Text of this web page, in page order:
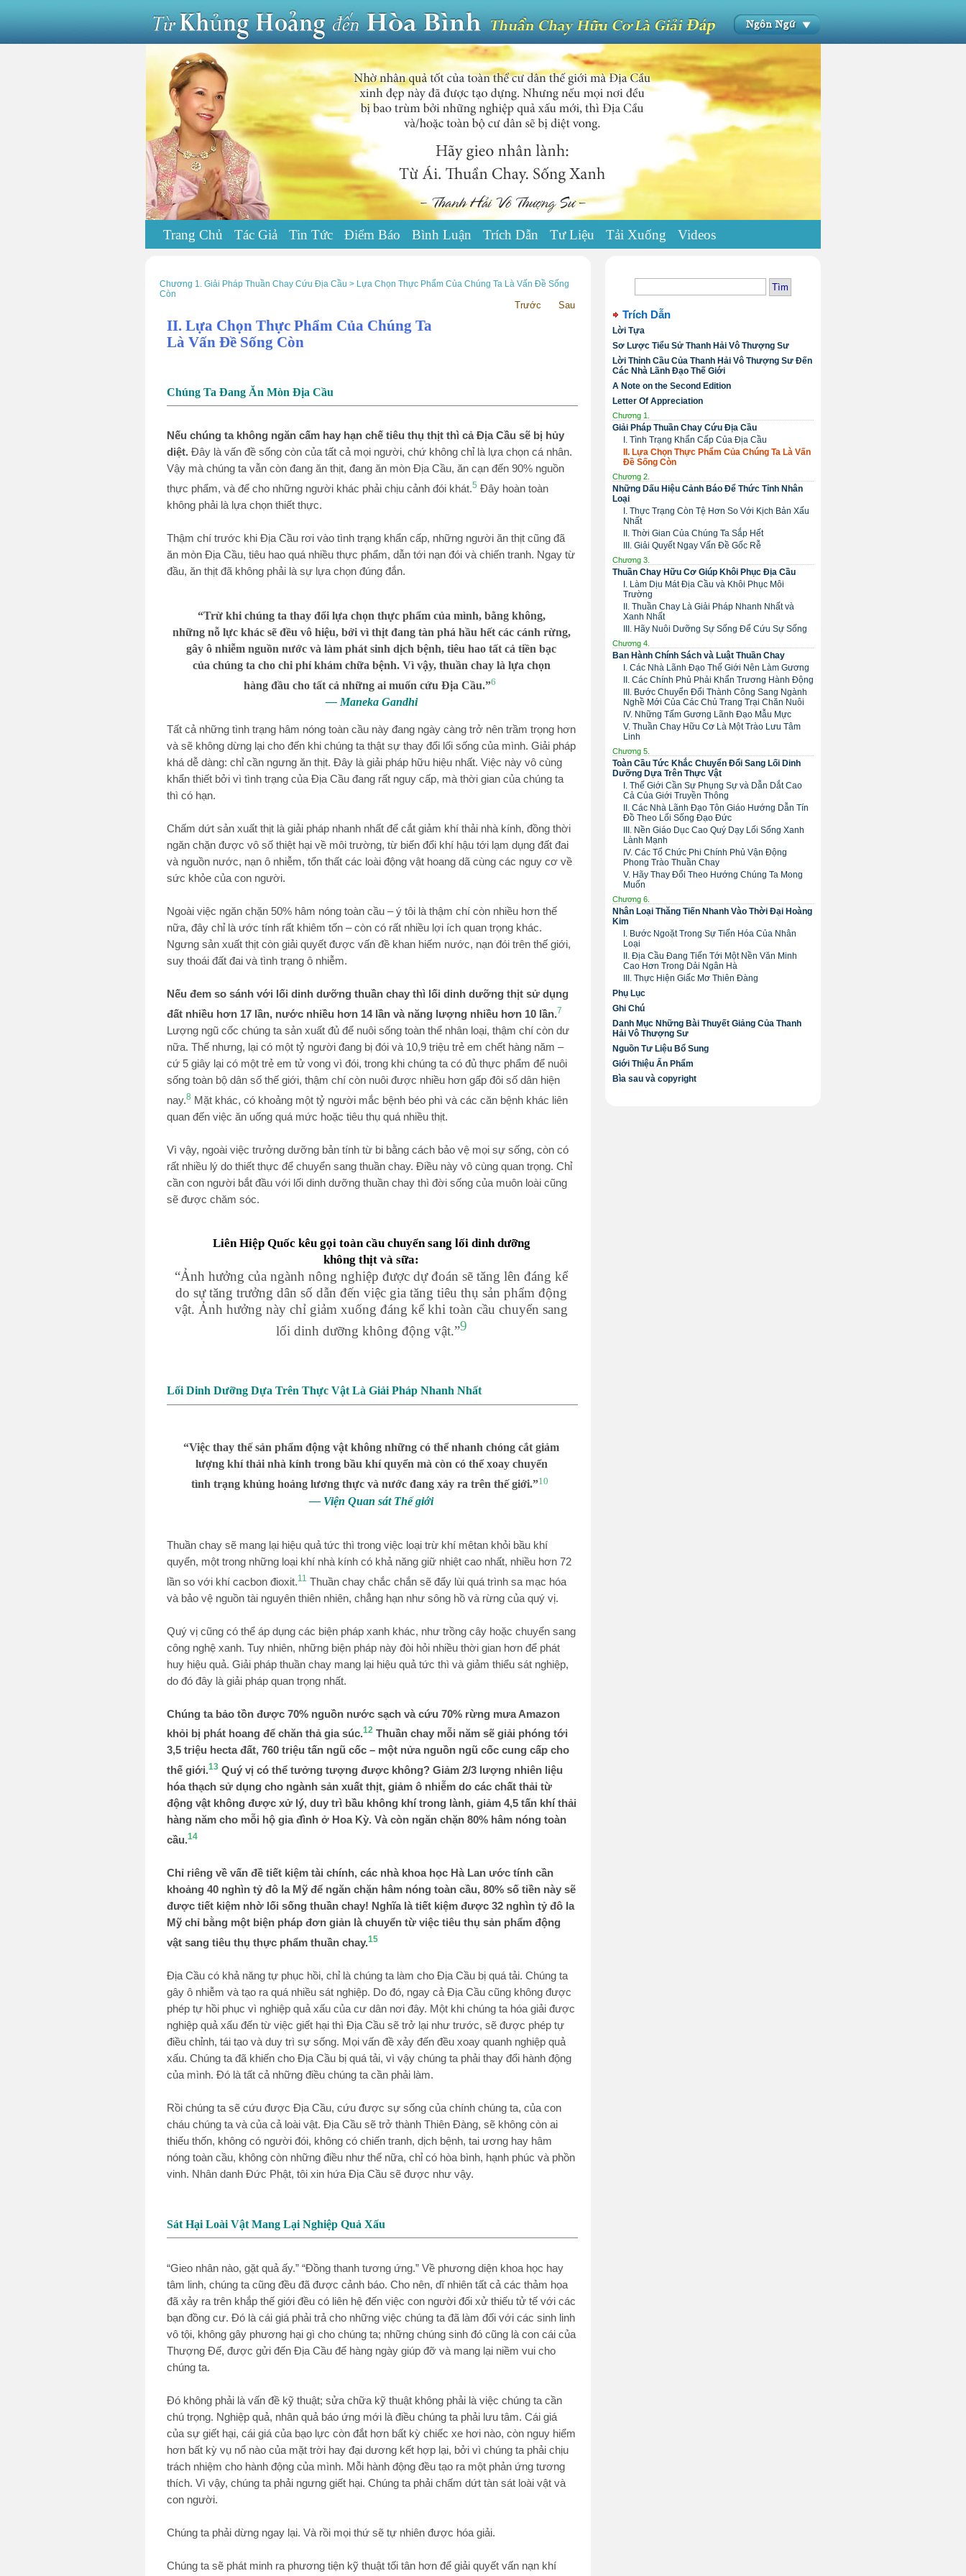
Trang Chủ Tác Giả Tin Tức Điểm Báo Bình Luận Trích Dẫn Tư Liệu Tải Xuống Videos
Chương 1. Giải Pháp Thuần Chay Cứu Địa Cầu > Lựa Chọn Thực Phẩm Của Chúng Ta Là Vấn Đề Sống
Còn
Trước Sau
II. Lựa Chọn Thực Phẩm Của Chúng Ta
Là Vấn Đề Sống Còn
Chúng Ta Đang Ăn Mòn Địa Cầu
Nếu chúng ta không ngăn cấm hay hạn chế tiêu thụ thịt thì cả Địa Cầu sẽ bị hủy
diệt.Đây là vấn đề sống còn của tất cả mọi người, chứ không chỉ là lựa chọn cá nhân.
Vậy mà chúng ta vẫn còn đang ăn thịt, đang ăn mòn Địa Cầu, ăn cạn đến 90% nguồn
thực phẩm, và để cho những người khác phải chịu cảnh đói khát.5 Đây hoàn toàn
không phải là lựa chọn thiết thực.
Thậm chí trước khi Địa Cầu rơi vào tình trạng khẩn cấp, những người ăn thịt cũng đã
ăn mòn Địa Cầu, tiêu hao quá nhiều thực phẩm, dẫn tới nạn đói và chiến tranh. Ngay từ
đầu, ăn thịt đã không phải là sự lựa chọn đúng đắn.
“Trừ khi chúng ta thay đổi lựa chọn thực phẩm của mình, bằng không,
những nỗ lực khác sẽ đều vô hiệu, bởi vì thịt đang tàn phá hầu hết các cánh rừng,
gây ô nhiễm nguồn nước và làm phát sinh dịch bệnh, tiêu hao tất cả tiền bạc
của chúng ta cho chi phí khám chữa bệnh. Vì vậy, thuần chay là lựa chọn
hàng đầu cho tất cả những ai muốn cứu Địa Cầu.”6
— Maneka Gandhi
Tất cả những tình trạng hâm nóng toàn cầu này đang ngày càng trở nên trầm trọng hơn
và sẽ không dừng lại cho đến khi chúng ta thật sự thay đổi lối sống của mình. Giải pháp
khá dễ dàng: chỉ cần ngưng ăn thịt. Đây là giải pháp hữu hiệu nhất. Việc này vô cùng
khẩn thiết bởi vì tình trạng của Địa Cầu đang rất nguy cấp, mà thời gian của chúng ta
thì có hạn.
Chấm dứt sản xuất thịt là giải pháp nhanh nhất để cắt giảm khí thải nhà kính, đồng thời
ngăn chặn được vô số thiệt hại về môi trường, từ biến đổi khí hậu tới lạm dụng đất đai
và nguồn nước, nạn ô nhiễm, tổn thất các loài động vật hoang dã cùng các nguy cơ về
sức khỏe của con người.
Ngoài việc ngăn chặn 50% hâm nóng toàn cầu – ý tôi là thậm chí còn nhiều hơn thế
nữa, đây chỉ là ước tính rất khiêm tốn – còn có rất nhiều lợi ích quan trọng khác.
Ngưng sản xuất thịt còn giải quyết được vấn đề khan hiếm nước, nạn đói trên thế giới,
suy thoái đất đai và tình trạng ô nhiễm.
Nếu đem so sánh với lối dinh dưỡng thuần chay thì lối dinh dưỡng thịt sử dụng
đất nhiều hơn 17 lần, nước nhiều hơn 14 lần và năng lượng nhiều hơn 10 lần.7
Lượng ngũ cốc chúng ta sản xuất đủ để nuôi sống toàn thể nhân loại, thậm chí còn dư
nữa. Thế nhưng, lại có một tỷ người đang bị đói và 10,9 triệu trẻ em chết hàng năm –
cứ 5 giây lại có một trẻ em tử vong vì đói, trong khi chúng ta có đủ thực phẩm để nuôi
sống toàn bộ dân số thế giới, thậm chí còn nuôi được nhiều hơn gấp đôi số dân hiện
nay.8 Mặt khác, có khoảng một tỷ người mắc bệnh béo phì và các căn bệnh khác liên
quan đến việc ăn uống quá mức hoặc tiêu thụ quá nhiều thịt.
Vì vậy, ngoài việc trưởng dưỡng bản tính từ bi bằng cách bảo vệ mọi sự sống, còn có
rất nhiều lý do thiết thực để chuyển sang thuần chay. Điều này vô cùng quan trọng. Chỉ
cần con người bắt đầu với lối dinh dưỡng thuần chay thì đời sống của muôn loài cũng
sẽ được chăm sóc.
Liên Hiệp Quốc kêu gọi toàn cầu chuyển sang lối dinh dưỡng
không thịt và sữa:
“Ảnh hưởng của ngành nông nghiệp được dự đoán sẽ tăng lên đáng kể
do sự tăng trưởng dân số dẫn đến việc gia tăng tiêu thụ sản phẩm động
vật. Ảnh hưởng này chỉ giảm xuống đáng kể khi toàn cầu chuyển sang
lối dinh dưỡng không động vật.”9
Lối Dinh Dưỡng Dựa Trên Thực Vật Là Giải Pháp Nhanh Nhất
“Việc thay thế sản phẩm động vật không những có thể nhanh chóng cắt giảm
lượng khí thải nhà kính trong bầu khí quyển mà còn có thể xoay chuyển
tình trạng khủng hoảng lương thực và nước đang xảy ra trên thế giới.”10
— Viện Quan sát Thế giới
Thuần chay sẽ mang lại hiệu quả tức thì trong việc loại trừ khí mêtan khỏi bầu khí
quyển, một trong những loại khí nhà kính có khả năng giữ nhiệt cao nhất, nhiều hơn 72
lần so với khí cacbon đioxit.11 Thuần chay chắc chắn sẽ đẩy lùi quá trình sa mạc hóa
và bảo vệ nguồn tài nguyên thiên nhiên, chẳng hạn như sông hồ và rừng của quý vị.
Quý vị cũng có thể áp dụng các biện pháp xanh khác, như trồng cây hoặc chuyển sang
công nghệ xanh. Tuy nhiên, những biện pháp này đòi hỏi nhiều thời gian hơn để phát
huy hiệu quả. Giải pháp thuần chay mang lại hiệu quả tức thì và giảm thiểu sát nghiệp,
do đó đây là giải pháp quan trọng nhất.
Chúng ta bảo tồn được 70% nguồn nước sạch và cứu 70% rừng mưa Amazon
khỏi bị phát hoang để chăn thả gia súc.12Thuần chay mỗi năm sẽ giải phóng tới
3,5 triệu hecta đất, 760 triệu tấn ngũ cốc – một nửa nguồn ngũ cốc cung cấp cho
thế giới.13Quý vị có thể tưởng tượng được không? Giảm 2/3 lượng nhiên liệu
hóa thạch sử dụng cho ngành sản xuất thịt, giảm ô nhiễm do các chất thải từ
động vật không được xử lý, duy trì bầu không khí trong lành, giảm 4,5 tấn khí thải
hàng năm cho mỗi hộ gia đình ở Hoa Kỳ. Và còn ngăn chặn 80% hâm nóng toàn
cầu.14
Chỉ riêng về vấn đề tiết kiệm tài chính, các nhà khoa học Hà Lan ước tính cần
khoảng 40 nghìn tỷ đô la Mỹ để ngăn chặn hâm nóng toàn cầu, 80% số tiền này sẽ
được tiết kiệm nhờ lối sống thuần chay! Nghĩa là tiết kiệm được 32 nghìn tỷ đô la
Mỹ chỉ bằng một biện pháp đơn giản là chuyển từ việc tiêu thụ sản phẩm động
vật sang tiêu thụ thực phẩm thuần chay.15
Địa Cầu có khả năng tự phục hồi, chỉ là chúng ta làm cho Địa Cầu bị quá tải. Chúng ta
gây ô nhiễm và tạo ra quá nhiều sát nghiệp. Do đó, ngay cả Địa Cầu cũng không được
phép tự hồi phục vì nghiệp quả xấu của cư dân nơi đây. Một khi chúng ta hóa giải được
nghiệp quả xấu đến từ việc giết hại thì Địa Cầu sẽ trở lại như trước, sẽ được phép tự
điều chỉnh, tái tạo và duy trì sự sống. Mọi vấn đề xảy đến đều xoay quanh nghiệp quả
xấu. Chúng ta đã khiến cho Địa Cầu bị quá tải, vì vậy chúng ta phải thay đổi hành động
của mình. Đó là tất cả những điều chúng ta cần phải làm.
Rồi chúng ta sẽ cứu được Địa Cầu, cứu được sự sống của chính chúng ta, của con
cháu chúng ta và của cả loài vật. Địa Cầu sẽ trở thành Thiên Đàng, sẽ không còn ai
thiếu thốn, không có người đói, không có chiến tranh, dịch bệnh, tai ương hay hâm
nóng toàn cầu, không còn những điều như thế nữa, chỉ có hòa bình, hạnh phúc và phồn
vinh. Nhân danh Đức Phật, tôi xin hứa Địa Cầu sẽ được như vậy.
Sát Hại Loài Vật Mang Lại Nghiệp Quả Xấu
“Gieo nhân nào, gặt quả ấy.” “Đồng thanh tương ứng.” Về phương diện khoa học hay
tâm linh, chúng ta cũng đều đã được cảnh báo. Cho nên, dĩ nhiên tất cả các thảm họa
đã xảy ra trên khắp thế giới đều có liên hệ đến việc con người đối xử thiếu tử tế với các
bạn đồng cư. Đó là cái giá phải trả cho những việc chúng ta đã làm đối với các sinh linh
vô tội, không gây phương hại gì cho chúng ta; những chúng sinh đó cũng là con cái của
Thượng Đế, được gửi đến Địa Cầu để hàng ngày giúp đỡ và mang lại niềm vui cho
chúng ta.
Đó không phải là vấn đề kỹ thuật; sửa chữa kỹ thuật không phải là việc chúng ta cần
chú trọng. Nghiệp quả, nhân quả báo ứng mới là điều chúng ta phải lưu tâm. Cái giá
của sự giết hại, cái giá của bạo lực còn đắt hơn bất kỳ chiếc xe hơi nào, còn nguy hiểm
hơn bất kỳ vụ nổ nào của mặt trời hay đại dương kết hợp lại, bởi vì chúng ta phải chịu
trách nhiệm cho hành động của mình. Mỗi hành động đều tạo ra một phản ứng tương
thích. Vì vậy, chúng ta phải ngưng giết hại. Chúng ta phải chấm dứt tàn sát loài vật và
con người.
Chúng ta phải dừng ngay lại. Và rồi mọi thứ sẽ tự nhiên được hóa giải.
Chúng ta sẽ phát minh ra phương tiện kỹ thuật tối tân hơn để giải quyết vấn nạn khí
Trích Dẫn
Lời Tựa
Sơ Lược Tiểu Sử Thanh Hải Vô Thượng Sư
Lời Thỉnh Cầu Của Thanh Hải Vô Thượng Sư Đến
Các Nhà Lãnh Đạo Thế Giới
A Note on the Second Edition
Letter Of Appreciation
Chương 1.
Giải Pháp Thuần Chay Cứu Địa Cầu
I. Tình Trạng Khẩn Cấp Của Địa Cầu
II. Lựa Chọn Thực Phẩm Của Chúng Ta Là Vấn
Đề Sống Còn
Chương 2.
Những Dấu Hiệu Cảnh Báo Để Thức Tỉnh Nhân
Loại
I. Thực Trạng Còn Tệ Hơn So Với Kịch Bản Xấu
Nhất
II. Thời Gian Của Chúng Ta Sắp Hết
III. Giải Quyết Ngay Vấn Đề Gốc Rễ
Chương 3.
Thuần Chay Hữu Cơ Giúp Khôi Phục Địa Cầu
I. Làm Dịu Mát Địa Cầu và Khôi Phục Môi
Trường
II. Thuần Chay Là Giải Pháp Nhanh Nhất và
Xanh Nhất
III. Hãy Nuôi Dưỡng Sự Sống Để Cứu Sự Sống
Chương 4.
Ban Hành Chính Sách và Luật Thuần Chay
I. Các Nhà Lãnh Đạo Thế Giới Nên Làm Gương
II. Các Chính Phủ Phải Khẩn Trương Hành Động
III. Bước Chuyển Đổi Thành Công Sang Ngành
Nghề Mới Của Các Chủ Trang Trại Chăn Nuôi
IV. Những Tấm Gương Lãnh Đạo Mẫu Mực
V. Thuần Chay Hữu Cơ Là Một Trào Lưu Tâm
Linh
Chương 5.
Toàn Cầu Tức Khắc Chuyển Đổi Sang Lối Dinh
Dưỡng Dựa Trên Thực Vật
I. Thế Giới Cần Sự Phụng Sự và Dẫn Dắt Cao
Cả Của Giới Truyền Thông
II. Các Nhà Lãnh Đạo Tôn Giáo Hướng Dẫn Tín
Đồ Theo Lối Sống Đạo Đức
III. Nền Giáo Dục Cao Quý Dạy Lối Sống Xanh
Lành Mạnh
IV. Các Tổ Chức Phi Chính Phủ Vận Động
Phong Trào Thuần Chay
V. Hãy Thay Đổi Theo Hướng Chúng Ta Mong
Muốn
Chương 6.
Nhân Loại Thăng Tiến Nhanh Vào Thời Đại Hoàng
Kim
I. Bước Ngoặt Trong Sự Tiến Hóa Của Nhân
Loại
II. Địa Cầu Đang Tiến Tới Một Nền Văn Minh
Cao Hơn Trong Dải Ngân Hà
III. Thực Hiện Giấc Mơ Thiên Đàng
Phụ Lục
Ghi Chú
Danh Mục Những Bài Thuyết Giảng Của Thanh
Hải Vô Thượng Sư
Nguồn Tư Liệu Bổ Sung
Giới Thiệu Ấn Phẩm
Bìa sau và copyright